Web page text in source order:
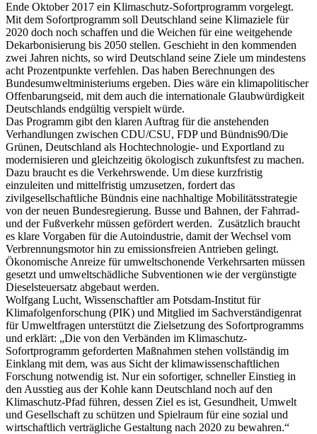
Ende Oktober 2017 ein Klimaschutz-Sofortprogramm vorgelegt.
Mit dem Sofortprogramm soll Deutschland seine Klimaziele für
2020 doch noch schaffen und die Weichen für eine weitgehende
Dekarbonisierung bis 2050 stellen. Geschieht in den kommenden
zwei Jahren nichts, so wird Deutschland seine Ziele um mindestens
acht Prozentpunkte verfehlen. Das haben Berechnungen des
Bundesumweltministeriums ergeben. Dies wäre ein klimapolitischer
Offenbarungseid, mit dem auch die internationale Glaubwürdigkeit
Deutschlands endgültig verspielt würde.
Das Programm gibt den klaren Auftrag für die anstehenden
Verhandlungen zwischen CDU/CSU, FDP und Bündnis90/Die
Grünen, Deutschland als Hochtechnologie- und Exportland zu
modernisieren und gleichzeitig ökologisch zukunftsfest zu machen.
Dazu braucht es die Verkehrswende. Um diese kurzfristig
einzuleiten und mittelfristig umzusetzen, fordert das
zivilgesellschaftliche Bündnis eine nachhaltige Mobilitätsstrategie
von der neuen Bundesregierung. Busse und Bahnen, der Fahrrad-
und der Fußverkehr müssen gefördert werden. Zusätzlich braucht
es klare Vorgaben für die Autoindustrie, damit der Wechsel vom
Verbrennungsmotor hin zu emissionsfreien Antrieben gelingt.
Ökonomische Anreize für umweltschonende Verkehrsarten müssen
gesetzt und umweltschädliche Subventionen wie der vergünstigte
Dieselsteuersatz abgebaut werden.
Wolfgang Lucht, Wissenschaftler am Potsdam-Institut für
Klimafolgenforschung (PIK) und Mitglied im Sachverständigenrat
für Umweltfragen unterstützt die Zielsetzung des Sofortprogramms
und erklärt: „Die von den Verbänden im Klimaschutz-
Sofortprogramm geforderten Maßnahmen stehen vollständig im
Einklang mit dem, was aus Sicht der klimawissenschaftlichen
Forschung notwendig ist. Nur ein sofortiger, schneller Einstieg in
den Ausstieg aus der Kohle kann Deutschland noch auf den
Klimaschutz-Pfad führen, dessen Ziel es ist, Gesundheit, Umwelt
und Gesellschaft zu schützen und Spielraum für eine sozial und
wirtschaftlich verträgliche Gestaltung nach 2020 zu bewahren.“